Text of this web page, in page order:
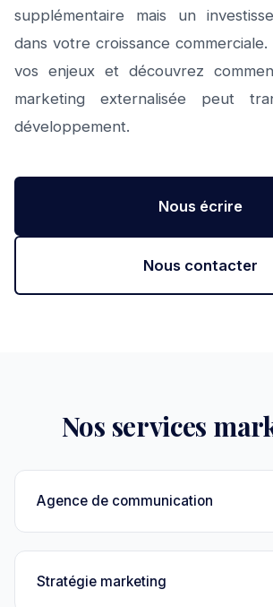
supplémentaire mais un
dans votre croissance
vos enjeux et découvrez
marketing externalisée peut
développement.
Nous écrire
Nous contacter
Nos services
Agence de communication
Stratégie marketing